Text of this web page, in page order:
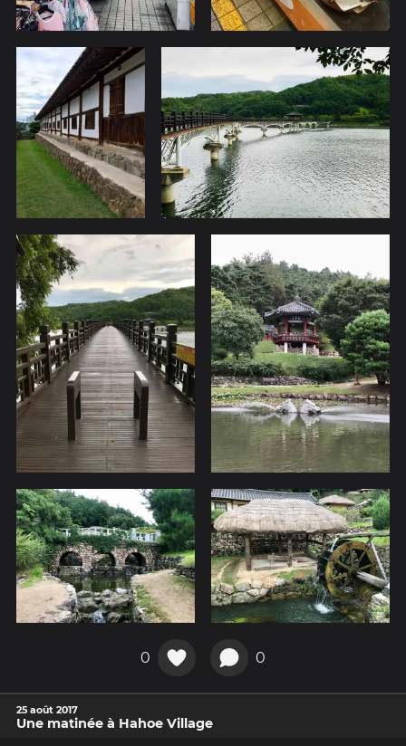
0 0
25 août 2017
Une matinée à Hahoe Village